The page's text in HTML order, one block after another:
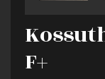
F+